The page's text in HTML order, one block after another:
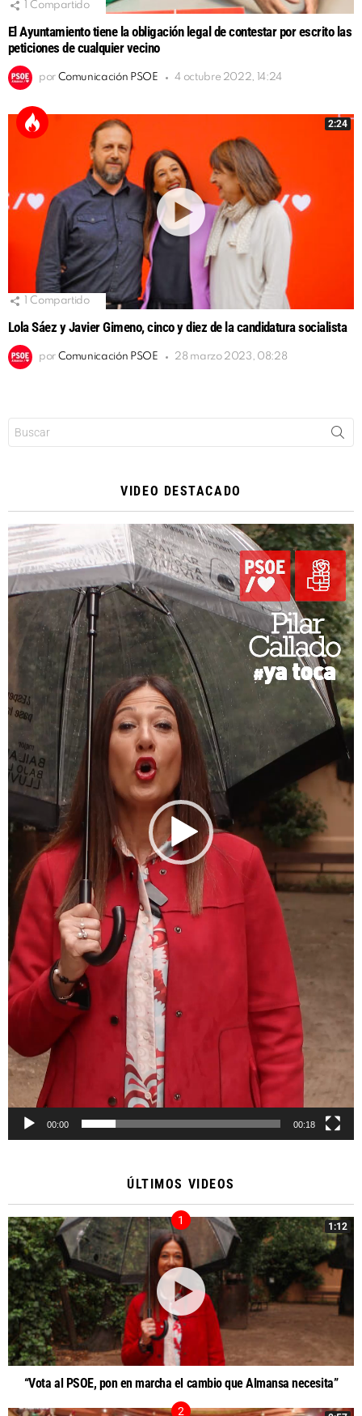
Compartido
El Ayuntamiento tiene la obligación legal de contestar por escrito las
peticiones de cualquier vecino
por Comunicación PSOE 4 octubre 2022, 14:24
2:24
Compartido
Lola Sáez y Javier Gimeno, cinco y diez de la candidatura socialista
por Comunicación PSOE 28 marzo 2023, 08:28
VIDEO DESTACADO
Reproductor
de
vídeo
00:00 00:18
ÚLTIMOS VIDEOS
1:12
“Vota al PSOE, pon en marcha el cambio que Almansa necesita”